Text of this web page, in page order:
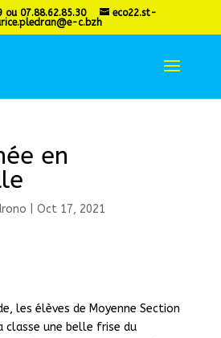
ou 07.88.62.85.30
eco22.st-
c.bzh
en
Oct 17, 2021
les élèves de Moyenne Section
une belle frise du